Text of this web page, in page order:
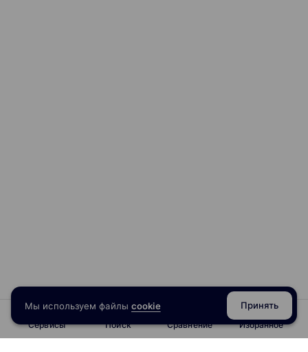
Сервисы Поиск Сравнение Избранное
Мы используем файлы cookie Принять